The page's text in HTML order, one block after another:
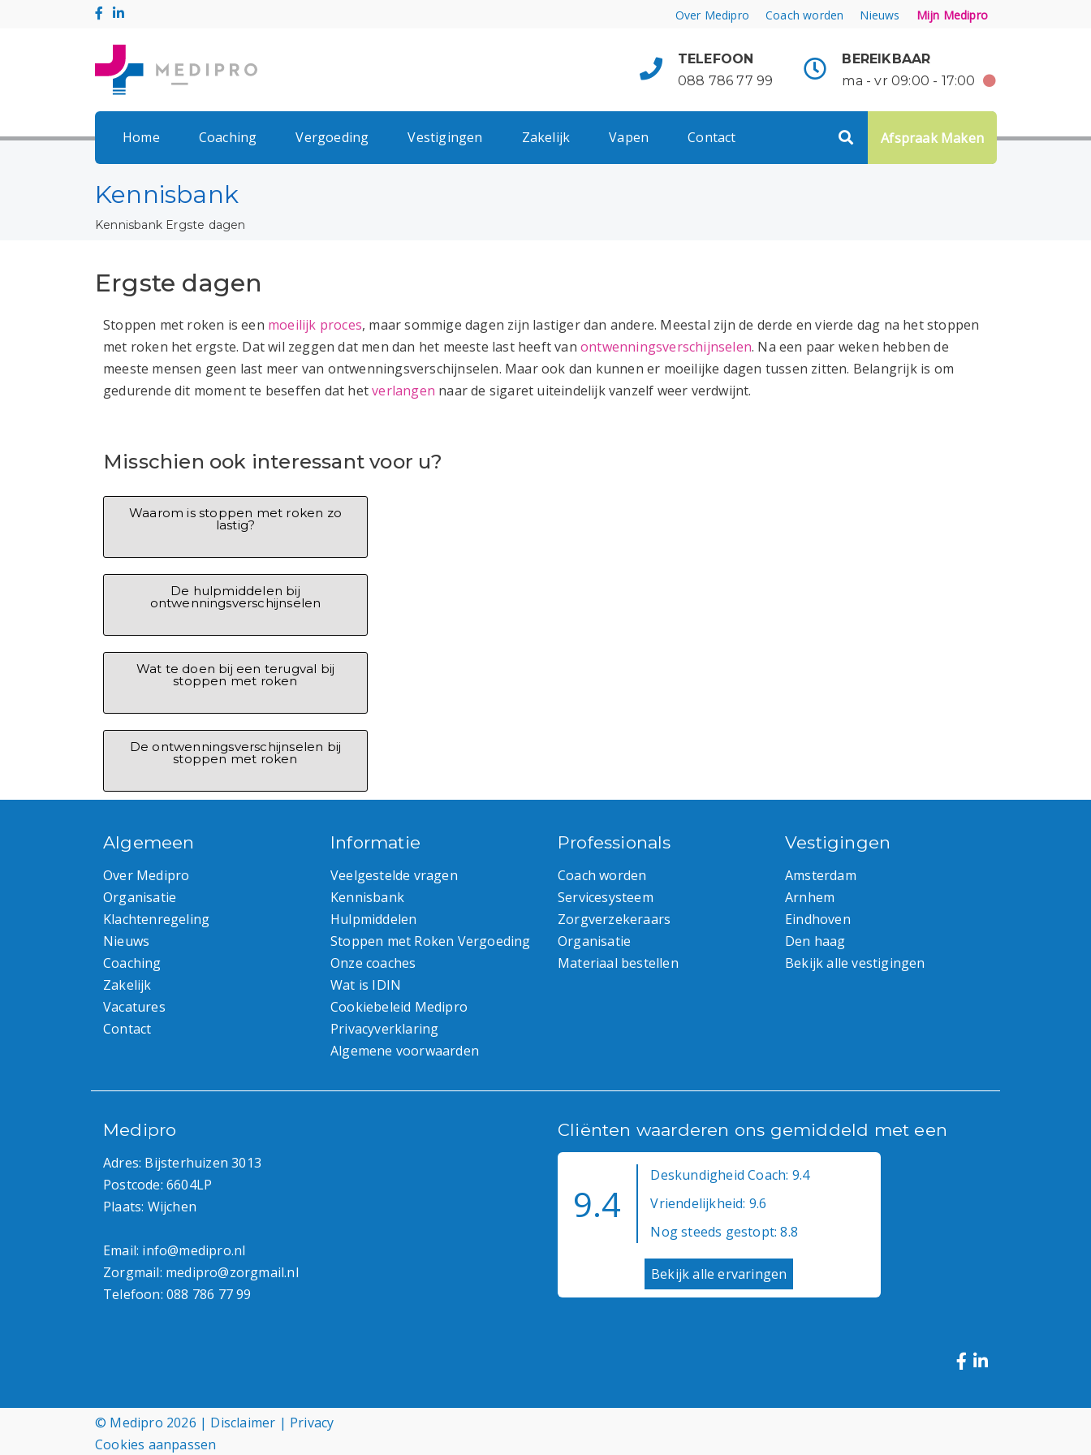
Over Medipro Coach worden Nieuws Mijn Medipro
TELEFOON
088 786 77 99
BEREIKBAAR
ma - vr 09:00 - 17:00
Home Coaching Vergoeding Vestigingen Zakelijk Vapen Contact Afspraak Maken
Kennisbank
Kennisbank Ergste dagen
Ergste dagen
Stoppen met roken is een moeilijk proces, maar sommige dagen zijn lastiger dan andere. Meestal zijn de derde en vierde dag na het stoppen
met roken het ergste. Dat wil zeggen dat men dan het meeste last heeft vanontwenningsverschijnselen. Na een paar weken hebben de
meeste mensen geen last meer van ontwenningsverschijnselen. Maar ook dan kunnen er moeilijke dagen tussen zitten. Belangrijk is om
gedurende dit moment te beseffen dat hetverlangen naar de sigaret uiteindelijk vanzelf weer verdwijnt.
Misschien ook interessant voor u?
Waarom is stoppen met roken zo
lastig?
De hulpmiddelen bij
ontwenningsverschijnselen
Wat te doen bij een terugval bij
stoppen met roken
De ontwenningsverschijnselen bij
stoppen met roken
Algemeen
Over Medipro
Organisatie
Klachtenregeling
Nieuws
Coaching
Zakelijk
Vacatures
Contact
Informatie
Veelgestelde vragen
Kennisbank
Hulpmiddelen
Stoppen met Roken Vergoeding
Onze coaches
Wat is IDIN
Cookiebeleid Medipro
Privacyverklaring
Algemene voorwaarden
Professionals
Coach worden
Servicesysteem
Zorgverzekeraars
Organisatie
Materiaal bestellen
Vestigingen
Amsterdam
Arnhem
Eindhoven
Den haag
Bekijk alle vestigingen
Medipro
Adres: Bijsterhuizen 3013
Postcode: 6604LP
Plaats: Wijchen
Email: info@medipro.nl
Zorgmail: medipro@zorgmail.nl
Telefoon: 088 786 77 99
Cliënten waarderen ons gemiddeld met een
9.4
Deskundigheid Coach: 9.4
Vriendelijkheid: 9.6
Nog steeds gestopt: 8.8
Bekijk alle ervaringen
© Medipro 2026 | Disclaimer | Privacy
Cookies aanpassen